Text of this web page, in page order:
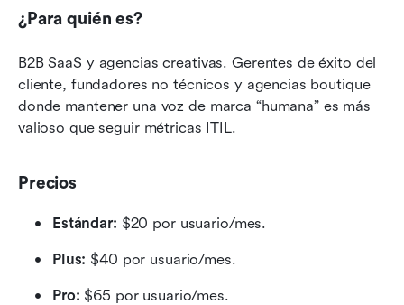
¿Para quién es?
B2B SaaS y agencias creativas. Gerentes de éxito del
cliente, fundadores no técnicos y agencias boutique
donde mantener una voz de marca “humana” es más
valioso que seguir métricas ITIL.
Precios
Estándar: $20 por usuario/mes.
Plus: $40 por usuario/mes.
Pro: $65 por usuario/mes.